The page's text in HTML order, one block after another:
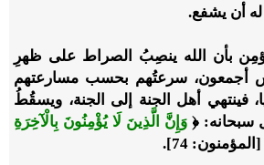
أن يشفع.
بأن الله ينصِبُ الصراط على ظهرِ
أجمعون، سرعتُهم بحسب مسارعتهم
فينتهي أهل الجنة إلى الجنة، ويسقُطُ
سبحانه: ﴿وَإِنَّ الَّذِينَ لَا يُؤْمِنُونَ بِالْآخِرَةِ
74].